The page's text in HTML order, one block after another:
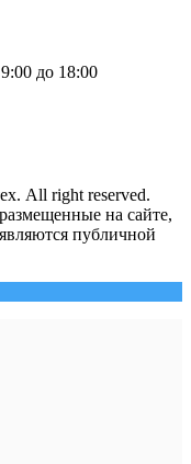
до 18:00
All right reserved.
на сайте,
публичной